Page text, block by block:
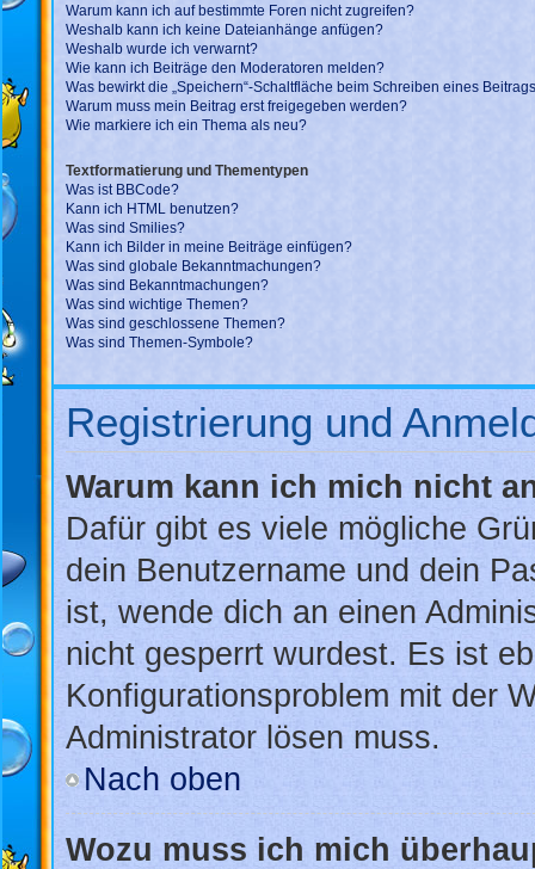
Warum kann ich auf bestimmte Foren nicht zugreifen?
Weshalb kann ich keine Dateianhänge anfügen?
Weshalb wurde ich verwarnt?
Wie kann ich Beiträge den Moderatoren melden?
Was bewirkt die „Speichern“-Schaltfläche beim Schreiben eines
Warum muss mein Beitrag erst freigegeben werden?
Wie markiere ich ein Thema als neu?
Textformatierung und Thementypen
Was ist BBCode?
Kann ich HTML benutzen?
Was sind Smilies?
Kann ich Bilder in meine Beiträge einfügen?
Was sind globale Bekanntmachungen?
Was sind Bekanntmachungen?
Was sind wichtige Themen?
Was sind geschlossene Themen?
Was sind Themen-Symbole?
Registrierung und
Warum kann ich mich nicht
Dafür gibt es viele mögliche
dein Benutzername und dein
ist, wende dich an einen
nicht gesperrt wurdest. Es ist
Konfigurationsproblem mit der
Administrator lösen muss.
Nach oben
Wozu muss ich mich